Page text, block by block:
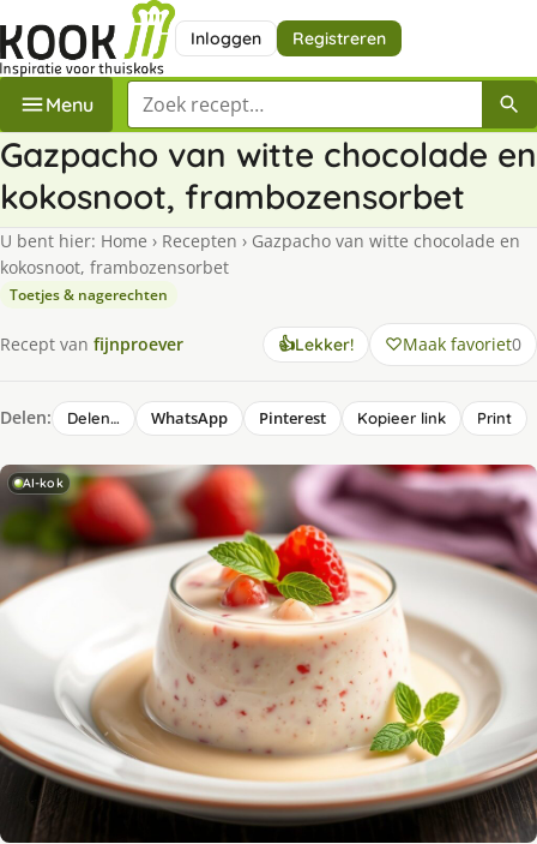
Inloggen Registreren
Menu Zoek een recept
Gazpacho van witte chocolade en
kokosnoot, frambozensorbet
U bent hier: Home › Recepten › Gazpacho van witte chocolade en
kokosnoot, frambozensorbet
Toetjes & nagerechten
Recept van fijnproever 👍Lekker! Maak favoriet0
Delen: Delen… WhatsApp Pinterest Kopieer link Print
AI-kok